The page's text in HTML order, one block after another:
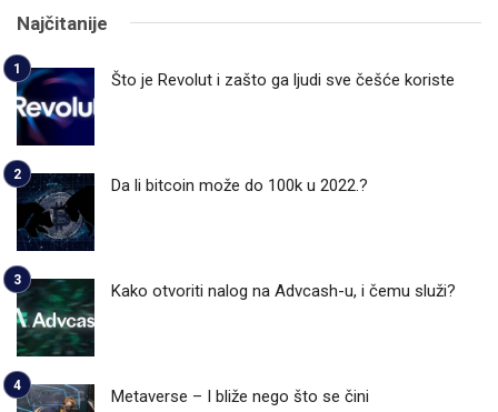
Najčitanije
Što je Revolut i zašto ga ljudi sve češće koriste
Da li bitcoin može do 100k u 2022.?
Kako otvoriti nalog na Advcash-u, i čemu služi?
Metaverse – I bliže nego što se čini